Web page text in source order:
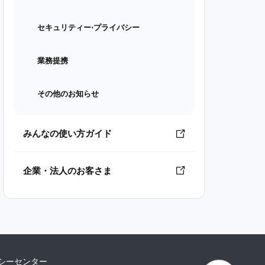
セキュリティー⋅プライバシー
業務提携
その他のお知らせ
みんなの使い方ガイド
企業・法人のお客さま
ーセンター